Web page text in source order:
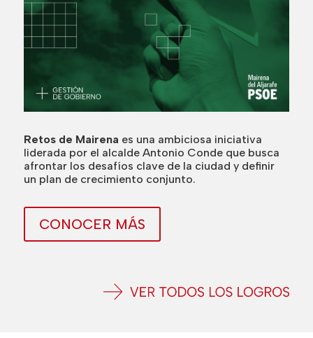
Retos de Mairena es una ambiciosa iniciativa
liderada por el alcalde Antonio Conde que busca
afrontar los desafíos clave de la ciudad y definir
un plan de crecimiento conjunto.
CONOCER MÁS